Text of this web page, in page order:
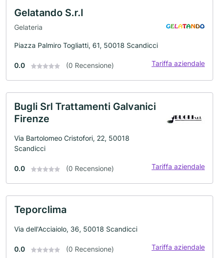
Gelatando S.r.l
Gelateria
Piazza Palmiro Togliatti, 61, 50018 Scandicci
0.0 (0 Recensione) Tariffa aziendale
Bugli Srl Trattamenti Galvanici
Firenze
Via Bartolomeo Cristofori, 22, 50018
Scandicci
0.0 (0 Recensione) Tariffa aziendale
Teporclima
Via dell'Acciaiolo, 36, 50018 Scandicci
0.0 (0 Recensione) Tariffa aziendale